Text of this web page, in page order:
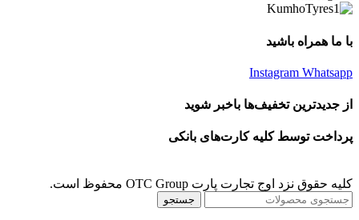
با ما همراه باشید
Instagram Whatsapp
از جدیدترین تخفیف‌ها باخبر شوید
پرداخت توسط کلیه کارت‌های بانکی
کلیه حقوق نزد اوج تجارت پارت OTC Group محفوظ است.
جستجو